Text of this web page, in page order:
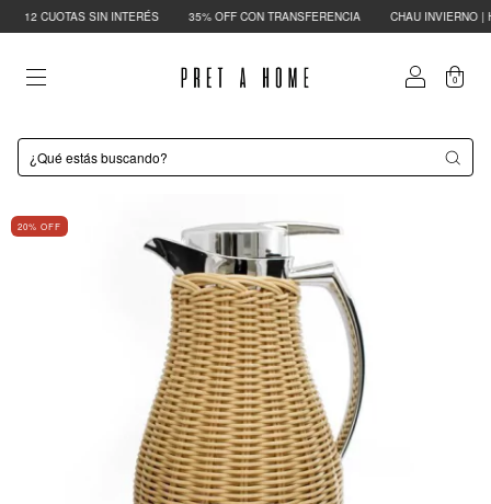
12 CUOTAS SIN INTERÉS 35% OFF CON TRANSFERENCIA CHAU INVIERNO |
0
20% OFF